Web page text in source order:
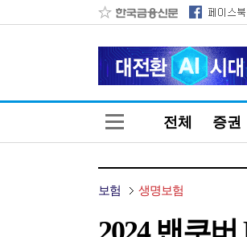
전체 증권
보험 생명보험